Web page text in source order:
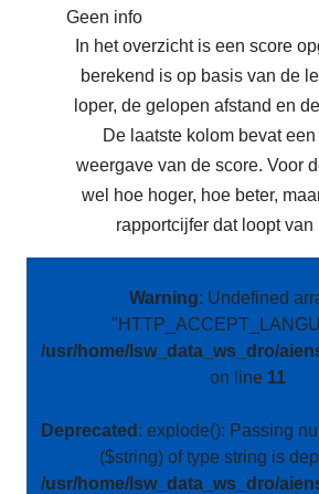
Geen info
In het overzicht is een score
berekend is op basis van de
loper, de gelopen afstand en
De laatste kolom bevat
weergave van de score. Voor
wel hoe hoger, hoe beter,
rapportcijfer dat loopt van
Warning: Undefined
/usr/home/lsw_data_ws_dro/
on line 11
Deprecated : explode(): Passing
($string) of type string is
/usr/home/lsw_data_ws_dro/